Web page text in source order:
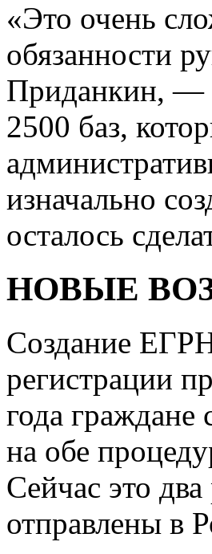
«Это очень
обязанности
Приданкин, —
2500 баз,
изначально
осталось
НОВЫЕ
Создание
регистрации
года граждане
на обе
Сейчас это
отправлены в